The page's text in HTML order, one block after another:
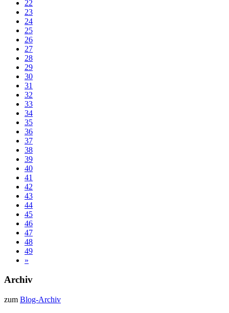
22
23
24
25
26
27
28
29
30
31
32
33
34
35
36
37
38
39
40
41
42
43
44
45
46
47
48
49
»
Archiv
zum Blog-Archiv